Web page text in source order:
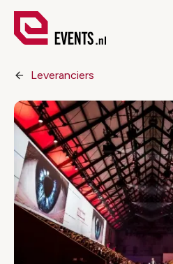
Leveranciers